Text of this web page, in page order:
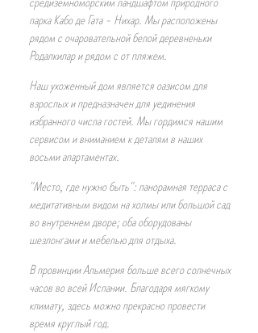
парка Кабо де Гата - Нихар. Мы расположены
рядом с очаровательной белой деревненьки
Родалкилар и рядом с от пляжем.
Наш ухоженный дом является оазисом для
взрослых и предназначен для уединения
избранного числа гостей. Мы гордимся нашим
сервисом и вниманием к деталям в наших
восьми апартаментах.
"Место, где нужно быть": панорамная терраса с
медитативным видом на холмы или большой сад
во внутреннем дворе; оба оборудованы
шезлонгами и мебелью для отдыха.
В провинции Альмерия больше всего солнечных
часов во всей Испании. Благодаря мягкому
климату, здесь можно прекрасно провести
время круглый год.